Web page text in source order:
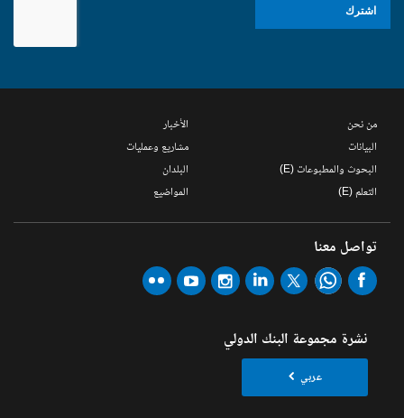
اشترك
من نحن
البيانات
البحوث والمطبوعات (E)
التعلم (E)
الأخبار
مشاريع وعمليات
البلدان
المواضيع
تواصل معنا
نشرة مجموعة البنك الدولي
عربي